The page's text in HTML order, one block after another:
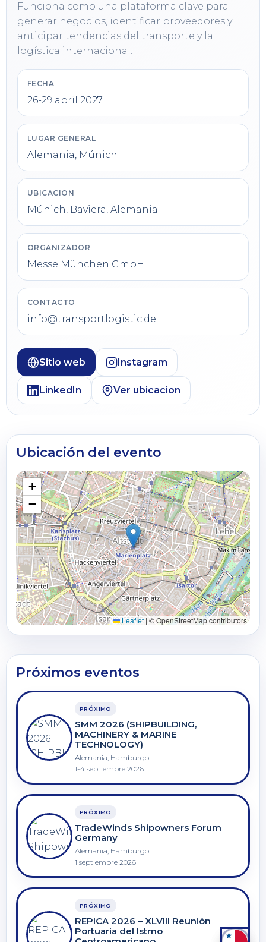
Funciona como una plataforma clave para
generar negocios, identificar proveedores y
anticipar tendencias del transporte y la
logística internacional.
FECHA
26-29 abril 2027
LUGAR GENERAL
Alemania, Múnich
UBICACION
Múnich, Baviera, Alemania
ORGANIZADOR
Messe München GmbH
CONTACTO
info@transportlogistic.de
Sitio web Instagram
LinkedIn Ver ubicacion
Ubicación del evento
+
−
Leaflet | © OpenStreetMap contributors
Próximos eventos
PRÓXIMO
SMM 2026 (SHIPBUILDING,
MACHINERY & MARINE
TECHNOLOGY)
Alemania, Hamburgo
1-4 septiembre 2026
PRÓXIMO
TradeWinds Shipowners Forum
Germany
Alemania, Hamburgo
1 septiembre 2026
PRÓXIMO
REPICA 2026 – XLVIII Reunión
Portuaria del Istmo